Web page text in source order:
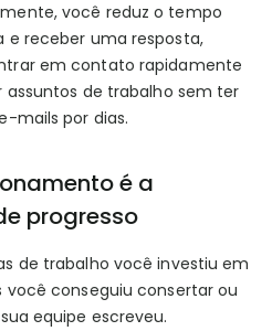
você reduz o tempo
receber uma resposta,
em contato rapidamente
de trabalho sem ter
mails por dias.
é a
progresso
de trabalho você investiu em
você conseguiu consertar ou
equipe escreveu.